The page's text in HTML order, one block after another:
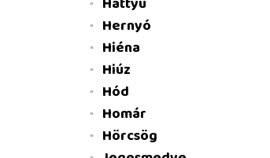
Hernyó
Hiéna
Hiúz
Hód
Homár
Hörcsög